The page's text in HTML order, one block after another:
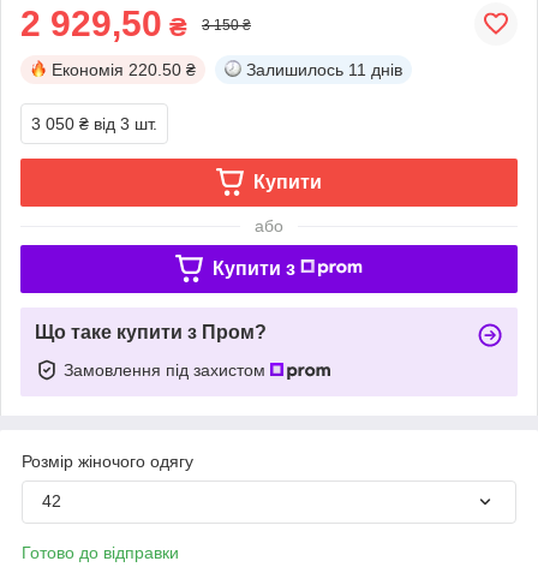
2 929,50 ₴ 3 150 ₴
Економія 220.50 ₴ Залишилось 11 днів
3 050 ₴ від 3 шт.
Купити
або
Купити з
Що таке купити з Пром?
Замовлення під захистом
Розмір жіночого одягу
42
Готово до відправки